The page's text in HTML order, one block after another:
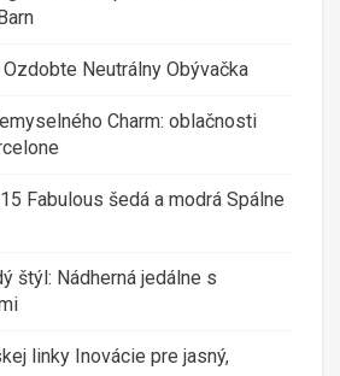
Ozdobte Neutrálny Obývačka
Charm: oblačnosti
Fabulous šedá a modrá Spálne
štýl: Nádherná jedálne s
linky Inovácie pre jasný,